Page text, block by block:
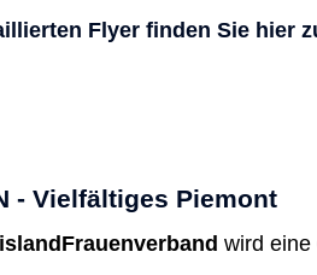
Flyer finden Sie hier
- Vielfältiges Piemont
wird eine